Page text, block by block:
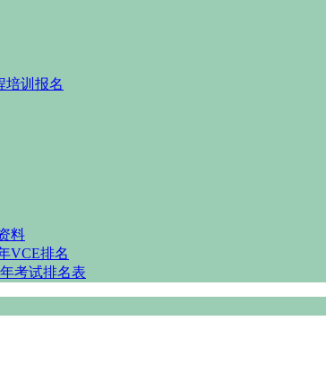
培训报名
料
VCE排名
考试排名表